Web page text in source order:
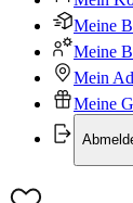
Meine
Meine
Mein
Meine